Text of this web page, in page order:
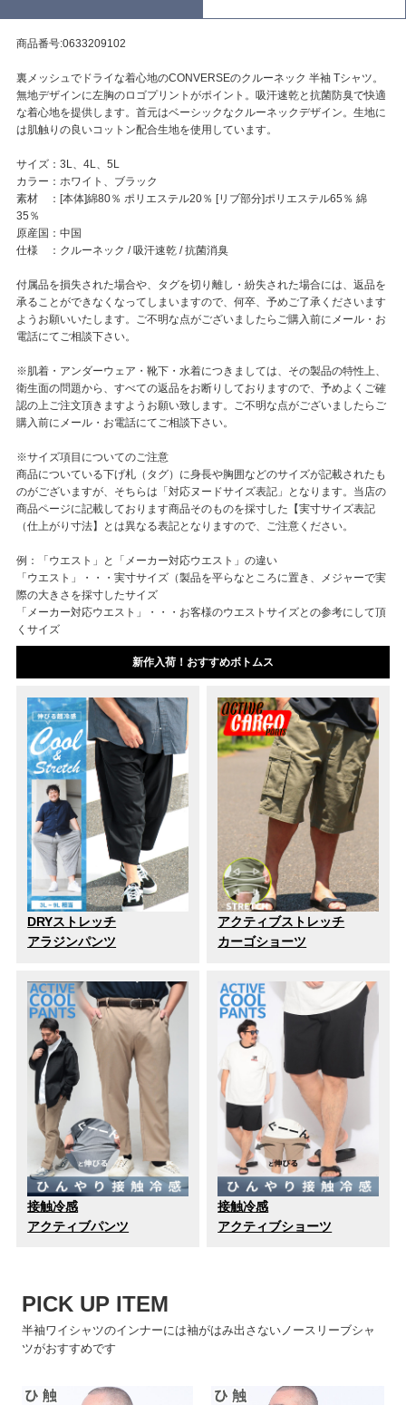
商品番号:0633209102
裏メッシュでドライな着心地のCONVERSEのクルーネック 半袖 Tシャツ。
無地デザインに左胸のロゴプリントがポイント。吸汗速乾と抗菌防臭で快適
な着心地を提供します。首元はベーシックなクルーネックデザイン。生地に
は肌触りの良いコットン配合生地を使用しています。
サイズ：3L、4L、5L
カラー：ホワイト、ブラック
素材 ：[本体]綿80％ ポリエステル20％ [リブ部分]ポリエステル65％ 綿
35％
原産国：中国
仕様 ：クルーネック / 吸汗速乾 / 抗菌消臭
付属品を損失された場合や、タグを切り離し・紛失された場合には、返品を
承ることができなくなってしまいますので、何卒、予めご了承くださいます
ようお願いいたします。ご不明な点がございましたらご購入前にメール・お
電話にてご相談下さい。
※肌着・アンダーウェア・靴下・水着につきましては、その製品の特性上、
衛生面の問題から、すべての返品をお断りしておりますので、予めよくご確
認の上ご注文頂きますようお願い致します。ご不明な点がございましたらご
購入前にメール・お電話にてご相談下さい。
※サイズ項目についてのご注意
商品についている下げ札（タグ）に身長や胸囲などのサイズが記載されたも
のがございますが、そちらは「対応ヌードサイズ表記」となります。当店の
商品ページに記載しております商品そのものを採寸した【実寸サイズ表記
（仕上がり寸法】とは異なる表記となりますので、ご注意ください。
例：「ウエスト」と「メーカー対応ウエスト」の違い
「ウエスト」・・・実寸サイズ（製品を平らなところに置き、メジャーで実
際の大きさを採寸したサイズ
「メーカー対応ウエスト」・・・お客様のウエストサイズとの参考にして頂
くサイズ
新作入荷！おすすめボトムス
DRYストレッチ
アラジンパンツ
アクティブストレッチ
カーゴショーツ
接触冷感
アクティブパンツ
接触冷感
アクティブショーツ
PICK UP ITEM
半袖ワイシャツのインナーには袖がはみ出さないノースリーブシャ
ツがおすすめです